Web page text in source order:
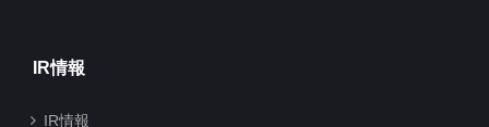
IR情報
IR情報